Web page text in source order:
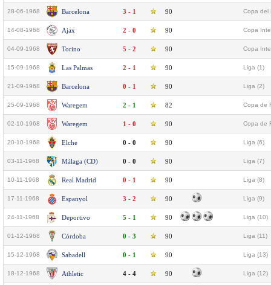
28-06-1968 Barcelona 3 - 1 90 Copa del
14-08-1968 Ajax 2 - 0 90 Copa
04-09-1968 Torino 5 - 2 90 Copa
15-09-1968 Las Palmas 2 - 1 90 Liga (1)
21-09-1968 Barcelona 0 - 1 90 Liga (2)
25-09-1968 Waregem 2 - 1 82 Copa de
02-10-1968 Waregem 1 - 0 90 Copa de
20-10-1968 Elche 0 - 0 90 Liga (6)
03-11-1968 Málaga (CD) 0 - 0 90 Liga (7)
10-11-1968 Real Madrid 0 - 1 90 Liga (8)
17-11-1968 Espanyol 3 - 2 90 Liga (9)
24-11-1968 Deportivo 5 - 1 90 Liga (10)
01-12-1968 Córdoba 0 - 3 90 Liga (11)
15-12-1968 Sabadell 0 - 1 90 Liga (13)
18-12-1968 Athletic 4 - 4 90 Liga (12)